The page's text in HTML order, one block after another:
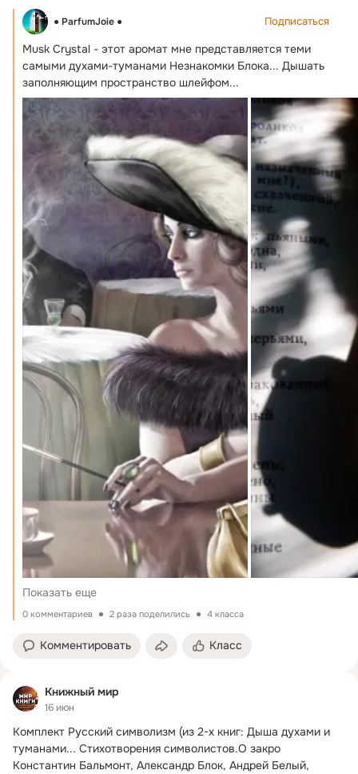
● ParfumJoie ● Подписаться
Musk Crystal - этот аромат мне представляется теми
самыми духами-туманами Незнакомки Блока... Дышать
заполняющим пространство шлейфом...
Показать еще
0 комментариев 2 раза поделились 4 класса
Комментировать Класс
Книжный мир
16 июн
Комплект Русский символизм (из 2-х книг: Дыша духами и
туманами... Стихотворения символистов.О закро
Константин Бальмонт, Александр Блок, Андрей Белый,